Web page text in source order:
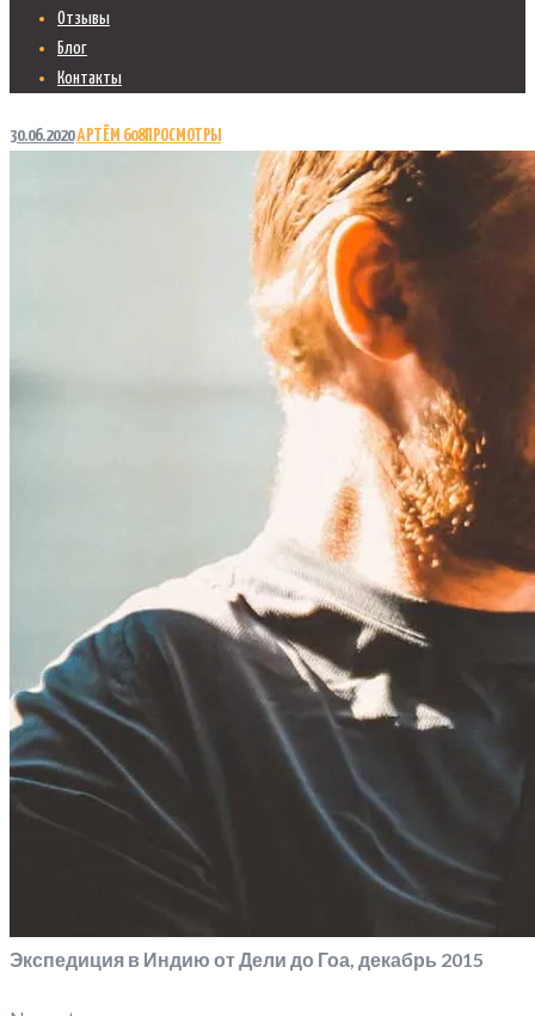
Отзывы
Блог
Контакты
30.06.2020АРТЁМ 608ПРОСМОТРЫ
Экспедиция в Индию от Дели до Гоа, декабрь 2015